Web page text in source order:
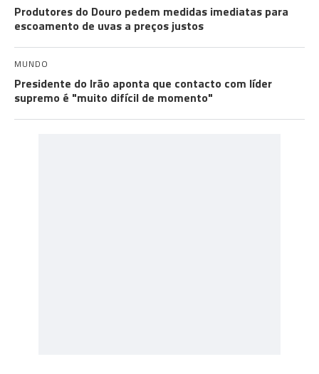
Produtores do Douro pedem medidas imediatas para
escoamento de uvas a preços justos
MUNDO
Presidente do Irão aponta que contacto com líder
supremo é "muito difícil de momento"